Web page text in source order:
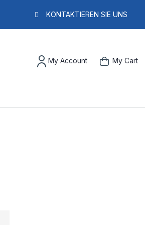
KONTAKTIEREN SIE UNS
My Account My Cart